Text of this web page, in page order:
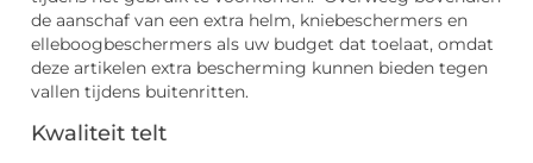
de aanschaf van een extra helm, kniebeschermers en
elleboogbeschermers als uw budget dat toelaat, omdat
deze artikelen extra bescherming kunnen bieden tegen
vallen tijdens buitenritten.
Kwaliteit telt